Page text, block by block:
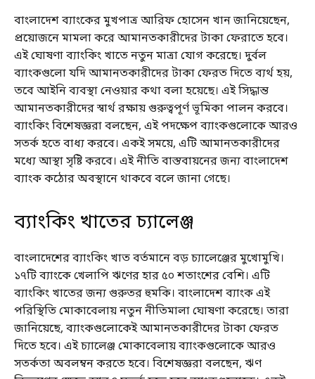
বাংলাদেশ ব্যাংকের মুখপাত্র আরিফ হোসেন খান জানিয়েছেন,
প্রয়োজনে মামলা করে আমানতকারীদের টাকা ফেরাতে হবে।
এই ঘোষণা ব্যাংকিং খাতে নতুন মাত্রা যোগ করেছে। দুর্বল
ব্যাংকগুলো যদি আমানতকারীদের টাকা ফেরত দিতে ব্যর্থ হয়,
তবে আইনি ব্যবস্থা নেওয়ার কথা বলা হয়েছে। এই সিদ্ধান্ত
আমানতকারীদের স্বার্থ রক্ষায় গুরুত্বপূর্ণ ভূমিকা পালন করবে।
ব্যাংকিং বিশেষজ্ঞরা বলছেন, এই পদক্ষেপ ব্যাংকগুলোকে আরও
সতর্ক হতে বাধ্য করবে। একই সময়ে, এটি আমানতকারীদের
মধ্যে আস্থা সৃষ্টি করবে। এই নীতি বাস্তবায়নের জন্য বাংলাদেশ
ব্যাংক কঠোর অবস্থানে থাকবে বলে জানা গেছে।
ব্যাংকিং খাতের চ্যালেঞ্জ
বাংলাদেশের ব্যাংকিং খাত বর্তমানে বড় চ্যালেঞ্জের মুখোমুখি।
১৭টি ব্যাংকে খেলাপি ঋণের হার ৫০ শতাংশের বেশি। এটি
ব্যাংকিং খাতের জন্য গুরুতর হুমকি। বাংলাদেশ ব্যাংক এই
পরিস্থিতি মোকাবেলায় নতুন নীতিমালা ঘোষণা করেছে। তারা
জানিয়েছে, ব্যাংকগুলোকেই আমানতকারীদের টাকা ফেরত
দিতে হবে। এই চ্যালেঞ্জ মোকাবেলায় ব্যাংকগুলোকে আরও
সতর্কতা অবলম্বন করতে হবে। বিশেষজ্ঞরা বলছেন, ঋণ